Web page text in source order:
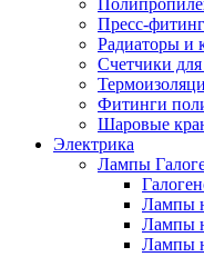
Пресс-
Радиаторы и
Счетчики
Фитинги
Шаровые
Электрика
Лампы
Лампы
Лампы
Лампы